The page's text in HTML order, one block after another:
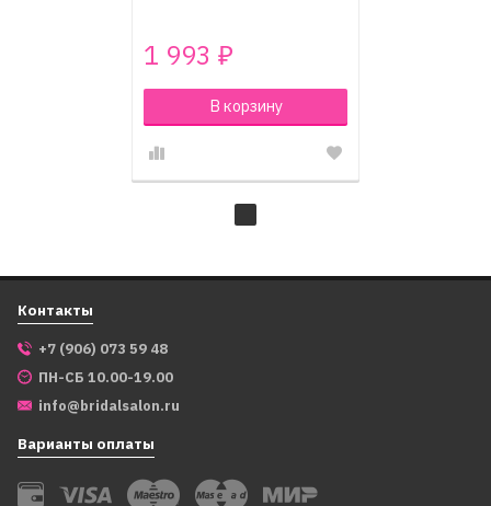
1 993 ₽
В корзину
Контакты
+7 (906) 073 59 48
ПН-СБ 10.00-19.00
info@bridalsalon.ru
Варианты оплаты